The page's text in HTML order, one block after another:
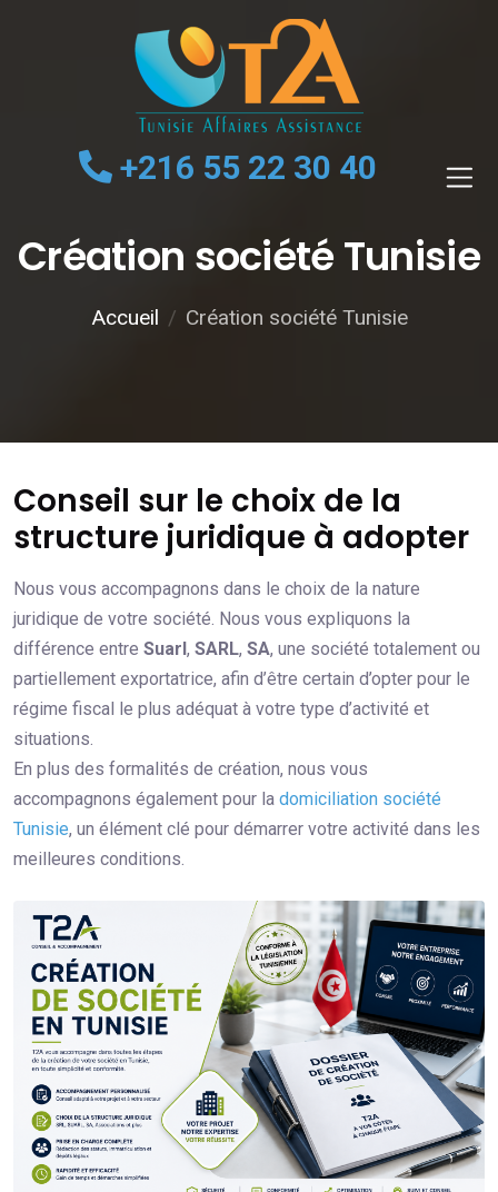
+216 55 22 30 40
Création société Tunisie
Accueil Création société Tunisie
Conseil sur le choix de la
structure juridique à adopter
Nous vous accompagnons dans le choix de la nature
juridique de votre société. Nous vous expliquons la
différence entre Suarl, SARL, SA, une société totalement ou
partiellement exportatrice, afin d’être certain d’opter pour le
régime fiscal le plus adéquat à votre type d’activité et
situations.
En plus des formalités de création, nous vous
accompagnons également pour la domiciliation société
Tunisie, un élément clé pour démarrer votre activité dans les
meilleures conditions.